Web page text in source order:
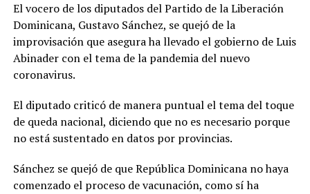
El vocero de los diputados del Partido de la Liberación
Dominicana, Gustavo Sánchez, se quejó de la
improvisación que asegura ha llevado el gobierno de Luis
Abinader con el tema de la pandemia del nuevo
coronavirus.
El diputado criticó de manera puntual el tema del toque
de queda nacional, diciendo que no es necesario porque
no está sustentado en datos por provincias.
Sánchez se quejó de que República Dominicana no haya
comenzado el proceso de vacunación, como sí ha